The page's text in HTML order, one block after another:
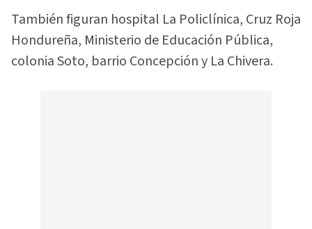
También figuran hospital La Policlínica, Cruz Roja
Hondureña, Ministerio de Educación Pública,
colonia Soto, barrio Concepción y La Chivera.